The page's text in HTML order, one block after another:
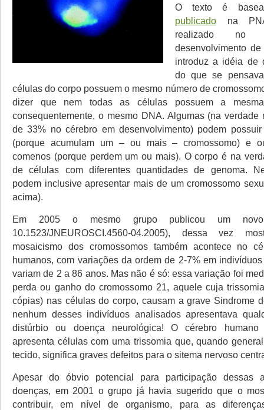
O texto é
publicado na
realizado no
desenvolvimento
introduz a idéia de
do que se
células do corpo possuem o mesmo número de
dizer que nem todas as células possuem a
consequentemente, o mesmo DNA. Algumas (na verdade
de 33% no cérebro em desenvolvimento) podem
(porque acumulam um – ou mais – cromossomo) e
comenos (porque perdem um ou mais). O corpo é na
de células com diferentes quantidades de genoma.
podem inclusive apresentar mais de um cromossomo
acima).
Em 2005 o mesmo grupo publicou um
10.1523/JNEUROSCI.4560-04.2005), dessa vez
mosaicismo dos cromossomos também acontece no
humanos, com variações da ordem de 2-7% em
variam de 2 a 86 anos. Mas não é só: essa variação foi
perda ou ganho do cromossomo 21, aquele cuja
cópias) nas células do corpo, causam a grave Sindrome
nenhum desses indivíduos analisados apresentava
distúrbio ou doença neurológica! O cérebro humano
apresenta células com uma trissomia que, quando
tecido, significa graves defeitos para o sitema nervoso
Apesar do óbvio potencial para participação dessas
doenças, em 2001 o grupo já havia sugerido que o
contribuir, em nível de organismo, para as